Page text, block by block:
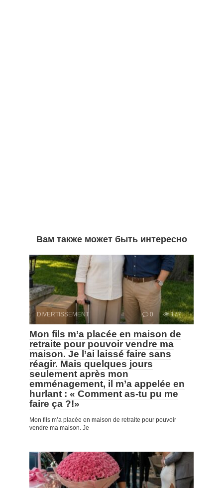
Вам также может быть интересно
DIVERTISSEMENT 0 177
Mon fils m’a placée en maison de
retraite pour pouvoir vendre ma
maison. Je l’ai laissé faire sans
réagir. Mais quelques jours
seulement après mon
emménagement, il m’a appelée en
hurlant : « Comment as-tu pu me
faire ça ?!»
Mon fils m’a placée en maison de retraite pour pouvoir
vendre ma maison. Je